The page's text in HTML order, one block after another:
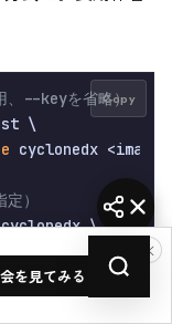
、--keyを省略）
\
cyclonedx <image>
）
\
\
Copy
×
を見てみる →